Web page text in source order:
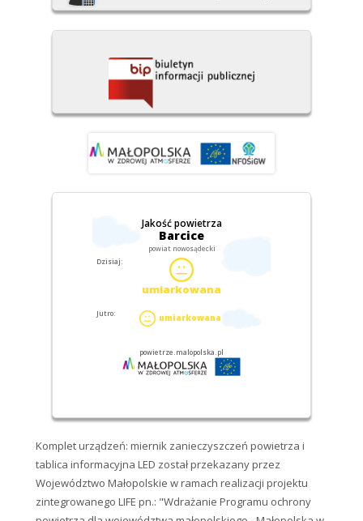
Komplet urządzeń: miernik zanieczyszczeń powietrza i
tablica informacyjna LED został przekazany przez
Województwo Małopolskie w ramach realizacji projektu
zintegrowanego LIFE pn.: "Wdrażanie Programu ochrony